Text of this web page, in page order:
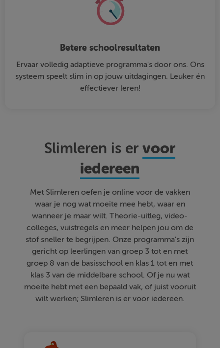
Betere schoolresultaten
Ervaar volledig adaptieve programma's door ons. Ons
systeem speelt slim in op jouw uitdagingen. Leuker én
effectiever leren!
Slimleren is ervoor
iedereen
Met Slimleren oefen je online voor de vakken
waar je nog wat moeite mee hebt, waar en
wanneer je maar wilt. Theorie-uitleg, video-
colleges, vuistregels en meer helpen jou om de
stof sneller te begrijpen. Onze programma's zijn
gericht op leerlingen van groep 3 tot en met
groep 8 van de basisschool en klas 1 tot en met
klas 3 van de middelbare school. Of je nu wat
moeite hebt met een bepaald vak, of juist vooruit
wilt werken; Slimleren is er voor iedereen.